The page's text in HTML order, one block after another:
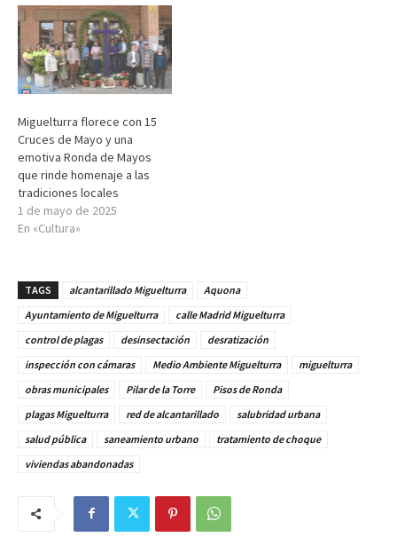
Miguelturra florece con 15
Cruces de Mayo y una
emotiva Ronda de Mayos
que rinde homenaje a las
tradiciones locales
1 de mayo de 2025
En «Cultura»
TAGS alcantarillado Miguelturra
Aquona
Ayuntamiento de Miguelturra
calle Madrid Miguelturra
control de plagas
desinsectación
desratización
inspección con cámaras
Medio Ambiente Miguelturra
miguelturra
obras municipales
Pilar de la Torre
Pisos de Ronda
plagas Miguelturra
red de alcantarillado
salubridad urbana
salud pública
saneamiento urbano
tratamiento de choque
viviendas abandonadas